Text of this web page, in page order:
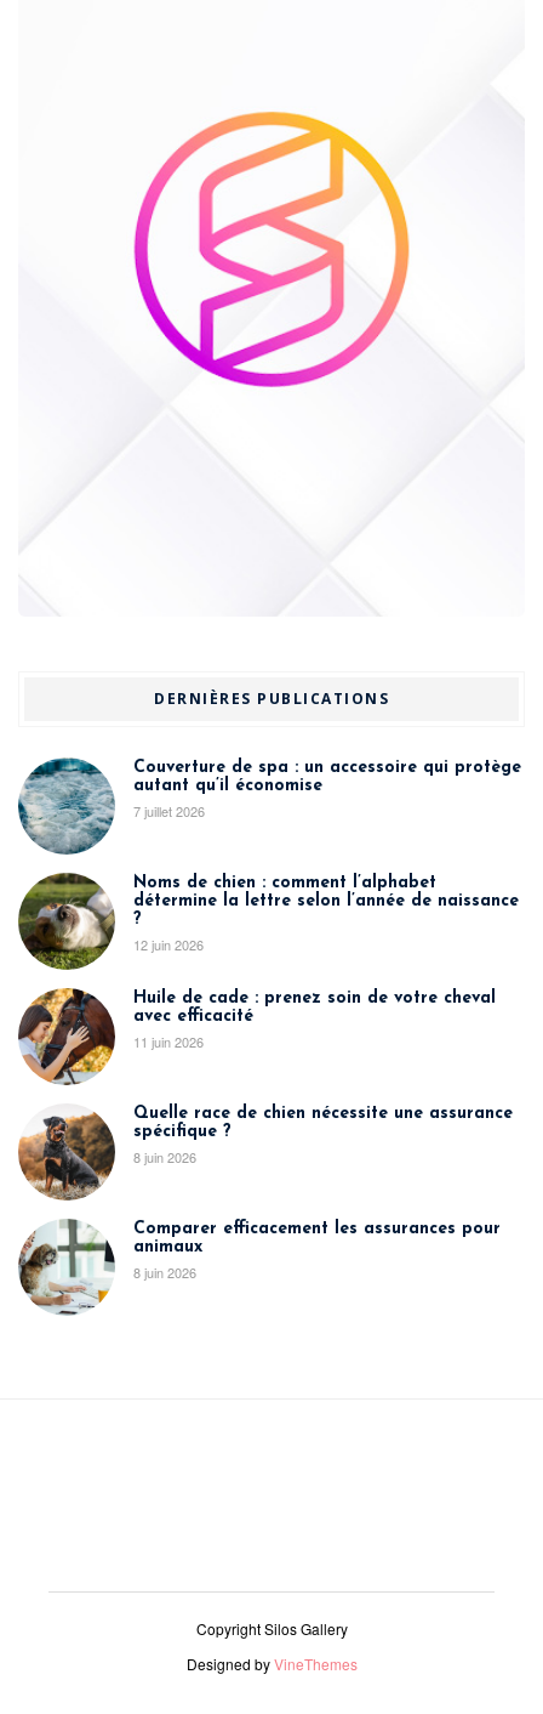
DERNIÈRES PUBLICATIONS
Couverture de spa : un accessoire qui protège
autant qu’il économise
7 juillet 2026
Noms de chien : comment l’alphabet
détermine la lettre selon l’année de naissance
?
12 juin 2026
Huile de cade : prenez soin de votre cheval
avec efficacité
11 juin 2026
Quelle race de chien nécessite une assurance
spécifique ?
8 juin 2026
Comparer efficacement les assurances pour
animaux
8 juin 2026
Copyright Silos Gallery
Designed byVineThemes